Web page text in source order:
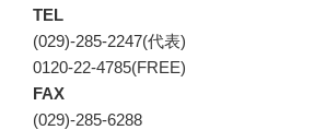
TEL
(029)-285-2247(代表)
0120-22-4785(FREE)
FAX
(029)-285-6288